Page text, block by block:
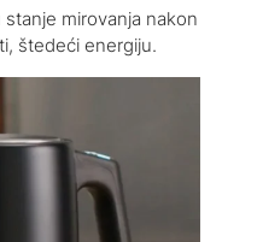
mirovanja nakon
štedeći energiju.